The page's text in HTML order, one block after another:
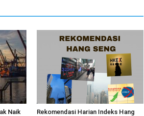
Naik
Rekomendasi Harian Indeks Hang